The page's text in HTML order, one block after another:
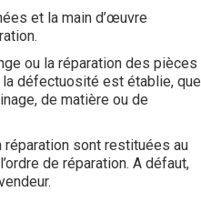
et la main d’œuvre
ou la réparation des pièces
la défectuosité est établie, que
de matière ou de
sont restituées au
de réparation. A défaut,